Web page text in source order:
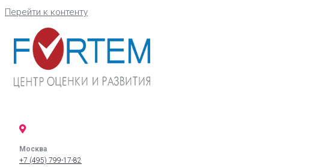
Перейти к контенту
Москва
+7 (495) 799-17-82